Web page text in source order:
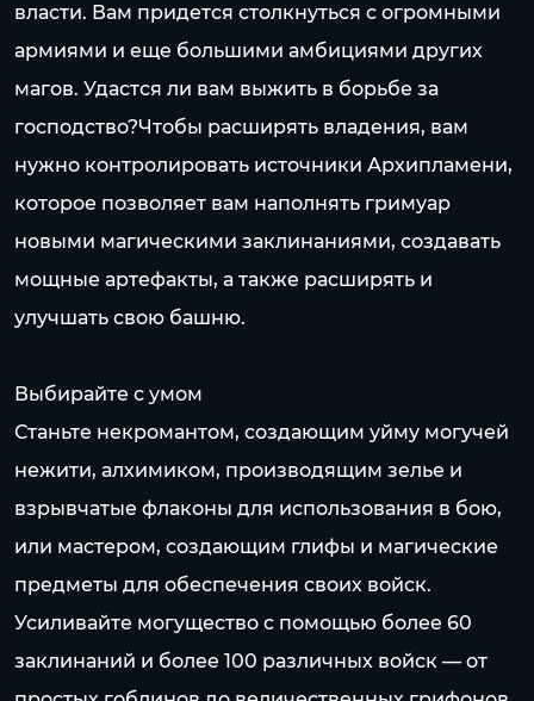
власти. Вам придется столкнуться с огромными
армиями и еще большими амбициями других
магов. Удастся ли вам выжить в борьбе за
господство?Чтобы расширять владения, вам
нужно контролировать источники Архипламени,
которое позволяет вам наполнять гримуар
новыми магическими заклинаниями, создавать
мощные артефакты, а также расширять и
улучшать свою башню.
Выбирайте с умом
Станьте некромантом, создающим уйму могучей
нежити, алхимиком, производящим зелье и
взрывчатые флаконы для использования в бою,
или мастером, создающим глифы и магические
предметы для обеспечения своих войск.
Усиливайте могущество с помощью более 60
заклинаний и более 100 различных войск — от